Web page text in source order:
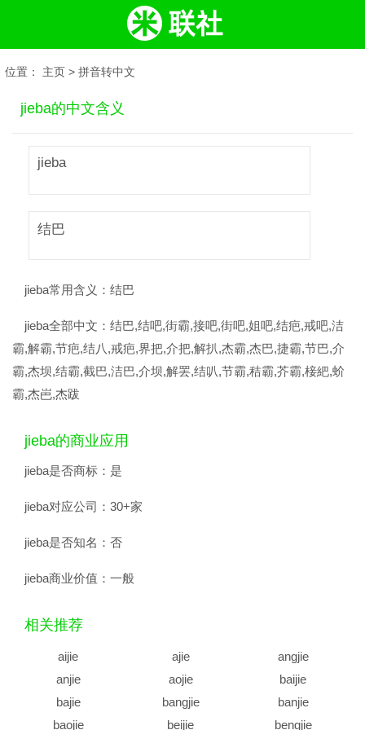
位置： 主页 > 拼音转中文
jieba的中文含义
jieba
结巴
jieba常用含义： 结巴
jieba全部中文： 结巴,结吧,街霸,接吧,街吧,姐吧,结疤,戒吧,洁
霸,解霸,节疤,结八,戒疤,界把,介把,解扒,杰霸,杰巴,捷霸,节巴,介
霸,杰坝,结霸,截巴,洁巴,介坝,解罢,结叭,节霸,秸霸,芥霸,椄紦,蚧
霸,杰岜,杰跋
jieba的商业应用
jieba是否商标： 是
jieba对应公司： 30+家
jieba是否知名： 否
jieba商业价值： 一般
相关推荐
aijie ajie
angjie
anjie
aojie
baijie
bajie
bangjie
banjie
baojie
beijie bengjie